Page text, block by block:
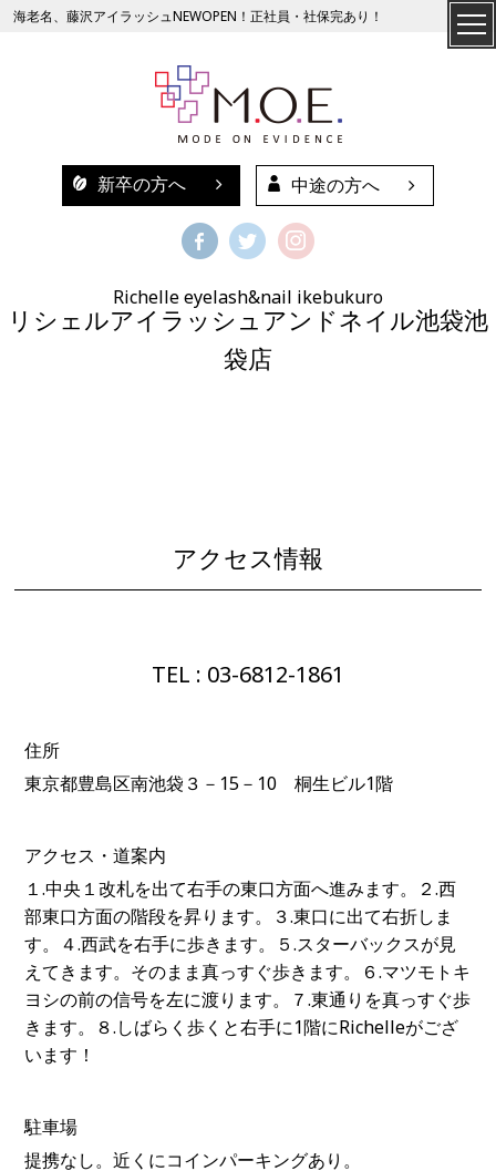
海老名、藤沢アイラッシュNEWOPEN！正社員・社保完あり！
新卒の方へ 中途の方へ
Richelle eyelash&nail ikebukuro
リシェルアイラッシュアンドネイル池袋池
袋店
アクセス情報
TEL : 03-6812-1861
住所
東京都豊島区南池袋３－15－10 桐生ビル1階
アクセス・道案内
１.中央１改札を出て右手の東口方面へ進みます。２.西
部東口方面の階段を昇ります。３.東口に出て右折しま
す。４.西武を右手に歩きます。５.スターバックスが見
えてきます。そのまま真っすぐ歩きます。６.マツモトキ
ヨシの前の信号を左に渡ります。７.東通りを真っすぐ歩
きます。８.しばらく歩くと右手に1階にRichelleがござ
います！
駐車場
提携なし。近くにコインパーキングあり。